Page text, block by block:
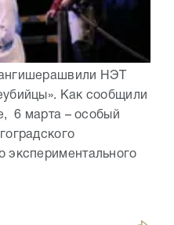
НЭТ
Как сообщили
6 марта – особый
экспериментального